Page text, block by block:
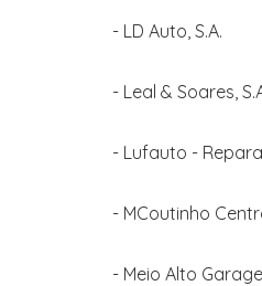
- LD Auto, S.A.
- Leal & Soares,
- Lufauto -
- MCoutinho
- Meio Alto Garage